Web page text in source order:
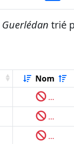
Guerlédan trié
Nom
...
...
...